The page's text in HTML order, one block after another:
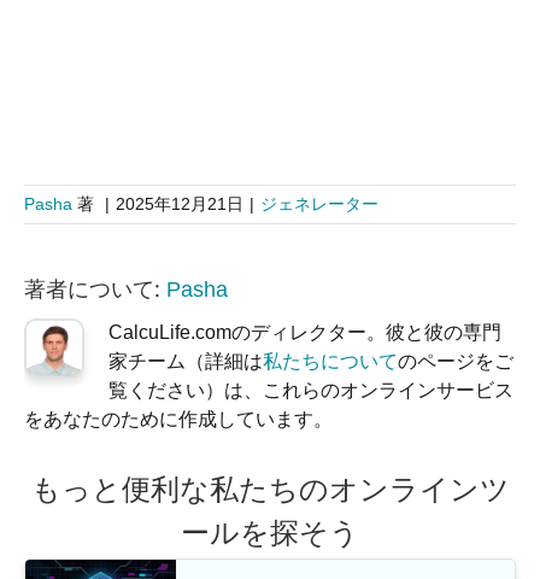
Pasha 著 | 2025年12月21日 | ジェネレーター
著者について: Pasha
CalcuLife.comのディレクター。彼と彼の専門
家チーム（詳細は私たちについてのページをご
覧ください）は、これらのオンラインサービス
をあなたのために作成しています。
もっと便利な私たちのオンラインツ
ールを探そう